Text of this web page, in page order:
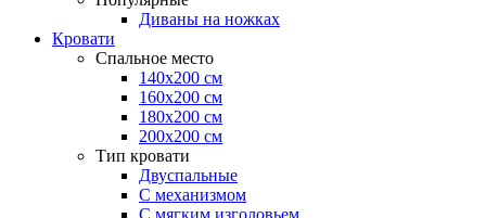
Диваны на ножках
Кровати
Спальное место
140х200 см
160х200 см
180х200 см
200х200 см
Тип кровати
Двуспальные
С механизмом
С мягким изголовьем